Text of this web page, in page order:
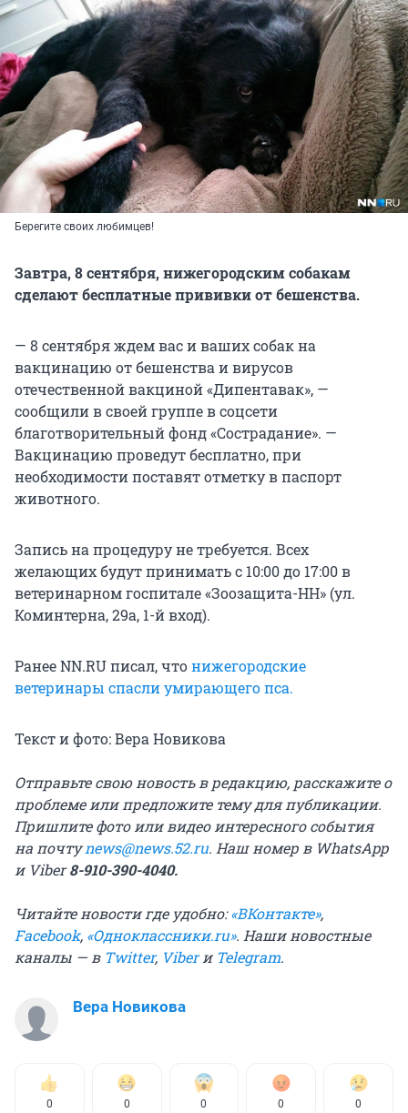
Берегите своих любимцев!
Завтра, 8 сентября, нижегородским собакам
сделают бесплатные прививки от бешенства.
— 8 сентября ждем вас и ваших собак на
вакцинацию от бешенства и вирусов
отечественной вакциной «Дипентавак», —
сообщили в своей группе в соцсети
благотворительный фонд «Сострадание». —
Вакцинацию проведут бесплатно, при
необходимости поставят отметку в паспорт
животного.
Запись на процедуру не требуется. Всех
желающих будут принимать с 10:00 до 17:00 в
ветеринарном госпитале «Зоозащита-НН» (ул.
Коминтерна, 29а, 1-й вход).
Ранее NN.RU писал, чтонижегородские
ветеринары спасли умирающего пса.
Текст и фото: Вера Новикова
Отправьте свою новость в редакцию, расскажите о
проблеме или предложите тему для публикации.
Пришлите фото или видео интересного события
на почтуnews@news.52.ru. Наш номер в WhatsApp
и Viber8-910-390-4040.
Читайте новости где удобно:«ВКонтакте»,
Facebook, «Одноклассники.ru». Нашиновостные
каналы — в Twitter, ViberиTelegram.
Вера Новикова
0 0 0 0 0